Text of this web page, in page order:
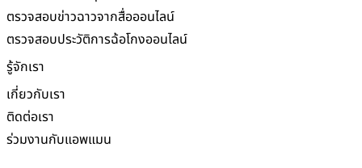
ตรวจสอบข่าวฉาวจากสื่อออนไลน์
ตรวจสอบประวัติการฉ้อโกงออนไลน์
รู้จักเรา
เกี่ยวกับเรา
ติดต่อเรา
ร่วมงานกับแอพแมน